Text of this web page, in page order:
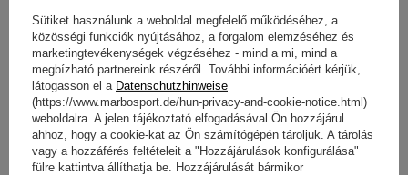
a valós tömeget a megadotthoz közel.
LETÖLTÉS
FONTOS BIZTONSÁGI INFORMÁCIÓK
Sütiket használunk a weboldal megfelelő működéséhez, a
közösségi funkciók nyújtásához, a forgalom elemzéséhez és
marketingtevékenységek végzéséhez - mind a mi, mind a
megbízható partnereink részéről. További információért kérjük,
látogasson el a Datenschutzhinweise
(https://www.marbosport.de/hun-privacy-and-cookie-notice.html)
weboldalra. A jelen tájékoztató elfogadásával Ön hozzájárul
ahhoz, hogy a cookie-kat az Ön számítógépén tároljuk. A tárolás
vagy a hozzáférés feltételeit a "Hozzájárulások konfigurálása"
fülre kattintva állíthatja be. Hozzájárulását bármikor